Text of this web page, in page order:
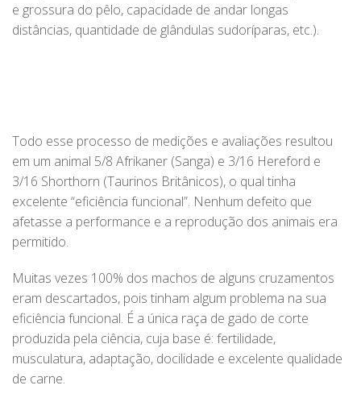
e grossura do pêlo, capacidade de andar longas
distâncias, quantidade de glândulas sudoríparas, etc.).
Todo esse processo de medições e avaliações resultou
em um animal 5/8 Afrikaner (Sanga) e 3/16 Hereford e
3/16 Shorthorn (Taurinos Britânicos), o qual tinha
excelente “eficiência funcional”. Nenhum defeito que
afetasse a performance e a reprodução dos animais era
permitido.
Muitas vezes 100% dos machos de alguns cruzamentos
eram descartados, pois tinham algum problema na sua
eficiência funcional. É a única raça de gado de corte
produzida pela ciência, cuja base é: fertilidade,
musculatura, adaptação, docilidade e excelente qualidade
de carne.